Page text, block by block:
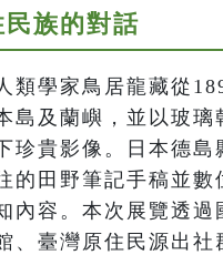
族的對話
類學家鳥居龍藏從
島及蘭嶼，並以玻璃
珍貴影像。日本德島
的田野筆記手稿並數
內容。本次展覽透過
、臺灣原住民源出